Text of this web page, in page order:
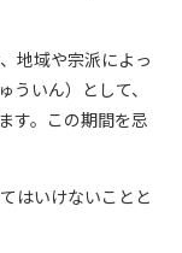
地域や宗派によっ
いん）として、
す。この期間を忌
はいけないことと